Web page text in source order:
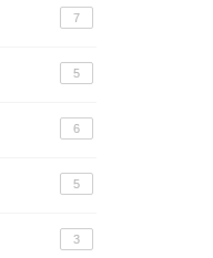
7
5
6
5
3